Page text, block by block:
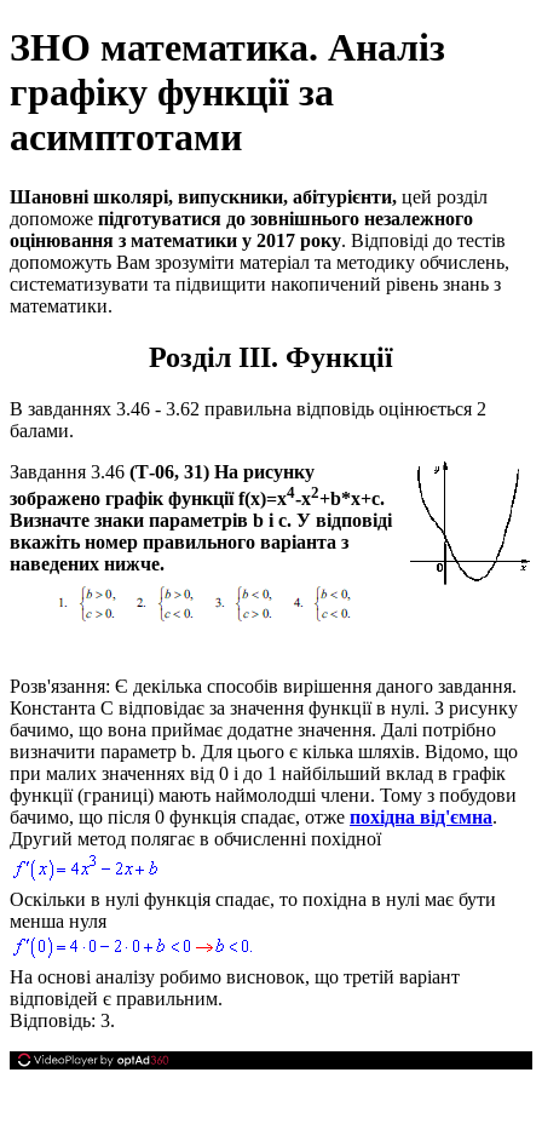
ЗНО математика. Аналіз
графіку функції за
асимптотами
Шановні школярі, випускники, абітурієнти, цей розділ
допоможе підготуватися до зовнішнього незалежного
оцінювання з математики у 2017 року. Відповіді до тестів
допоможуть Вам зрозуміти матеріал та методику обчислень,
систематизувати та підвищити накопичений рівень знань з
математики.
Розділ III. Функції
В завданнях 3.46 - 3.62 правильна відповідь оцінюється 2
балами.
Завдання 3.46 (Т-06, 31) На рисунку
зображено графік функціїf(x)=x4-x2+b*x+с.
Визначте знаки параметрів b і с. У відповіді
вкажіть номер правильного варіанта з
наведених нижче.
Розв'язання: Є декілька способів вирішення даного завдання.
Константа C відповідає за значення функції в нулі. З рисунку
бачимо, що вона приймає додатне значення. Далі потрібно
визначити параметр b. Для цього є кілька шляхів. Відомо, що
при малих значеннях від 0 і до 1 найбільший вклад в графік
функції (границі) мають наймолодші члени. Тому з побудови
бачимо, що після 0 функція спадає, отже похідна від'ємна.
Другий метод полягає в обчисленні похідної
Оскільки в нулі функція спадає, то похідна в нулі має бути
менша нуля
На основі аналізу робимо висновок, що третій варіант
відповідей є правильним.
Відповідь: 3.